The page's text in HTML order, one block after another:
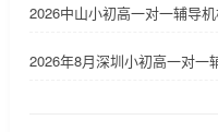
2026中山小初高一对一辅导
2026年8月深圳小初高一对一